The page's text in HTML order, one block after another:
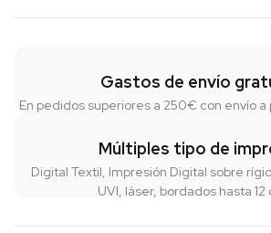
Gastos de envío
En pedidos superiores a 250€ con envío a
Múltiples tipo de
Digital Textil, Impresión Digital sobre
UVI, láser, bordados hasta 12